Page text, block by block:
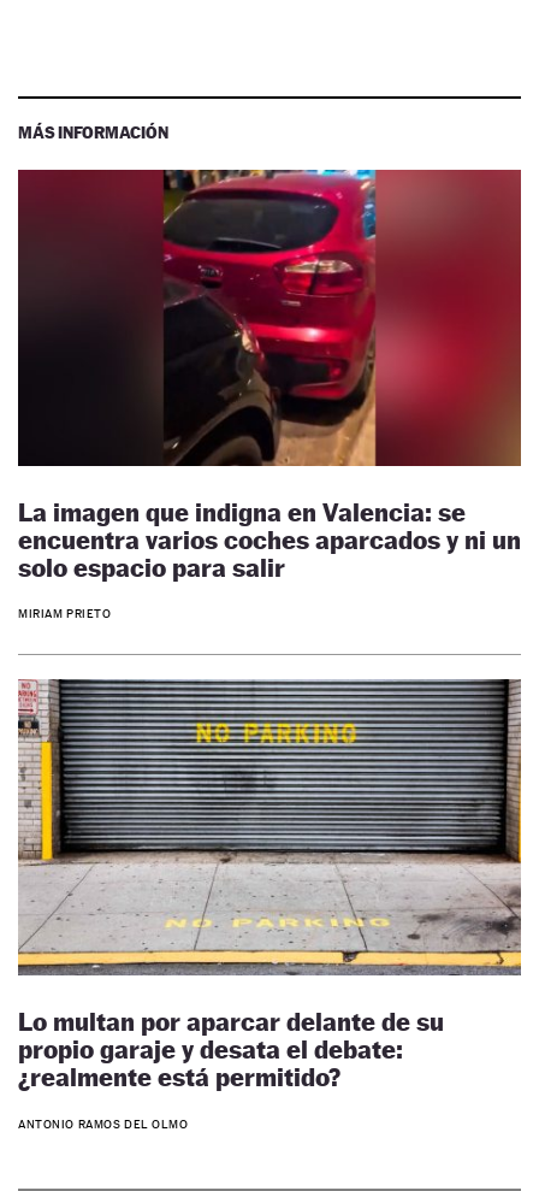
MÁS INFORMACIÓN
La imagen que indigna en Valencia: se
encuentra varios coches aparcados y ni un
solo espacio para salir
MIRIAM PRIETO
Lo multan por aparcar delante de su
propio garaje y desata el debate:
¿realmente está permitido?
ANTONIO RAMOS DEL OLMO